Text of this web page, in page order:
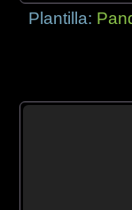
Plantilla: